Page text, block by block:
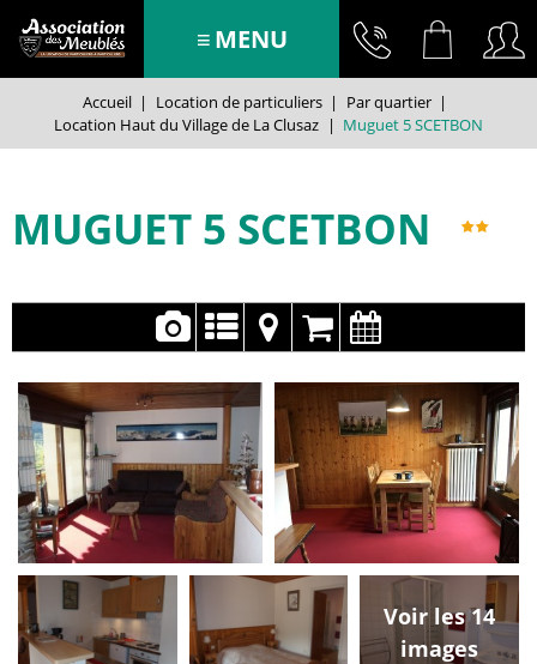
MENU
Accueil | Location de particuliers | Par quartier |
Location Haut du Village de La Clusaz | Muguet 5 SCETBON
MUGUET 5 SCETBON
Voir les 14
images